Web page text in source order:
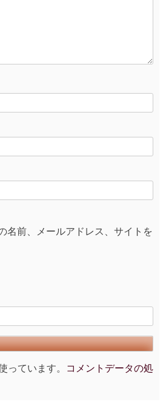
名前、メールアドレス、サイトを
っています。
コメントデータの処